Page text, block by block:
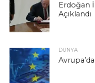
Erdoğan
Açıklandı
DÜNYA